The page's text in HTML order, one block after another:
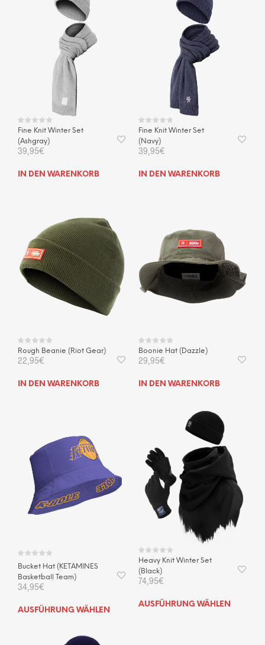
Fine Knit Winter Set
(Ashgray)
39,95€
IN DEN WARENKORB
Fine Knit Winter Set
(Navy)
39,95€
IN DEN WARENKORB
Rough Beanie (Riot Gear)
22,95€
IN DEN WARENKORB
Boonie Hat (Dazzle)
29,95€
IN DEN WARENKORB
Bucket Hat (KETAMINES
Basketball Team)
34,95€
AUSFÜHRUNG WÄHLEN
Dieses
Heavy Knit Winter Set
(Black)
74,95€
AUSFÜHRUNG WÄHLEN